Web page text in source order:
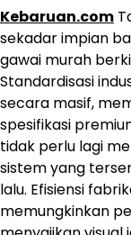
Kebaruan.com
sekadar impian
gawai murah
Standardisasi
secara masif,
spesifikasi
tidak perlu lagi
sistem yang
lalu. Efisiensi
memungkinkan